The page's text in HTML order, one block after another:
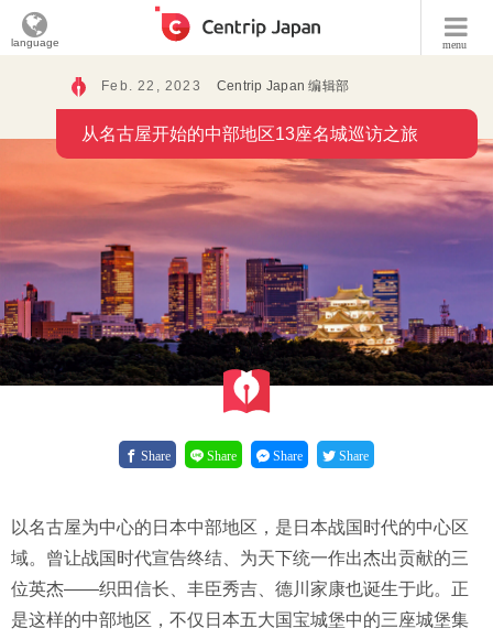
menu
language
Feb. 22, 2023 Centrip Japan 编辑部
从名古屋开始的中部地区13座名城巡访之旅
Share Share Share Share
以名古屋为中心的日本中部地区，是日本战国时代的中心区
域。曾让战国时代宣告终结、为天下统一作出杰出贡献的三
位英杰——织田信长、丰臣秀吉、德川家康也诞生于此。正
是这样的中部地区，不仅日本五大国宝城堡中的三座城堡集